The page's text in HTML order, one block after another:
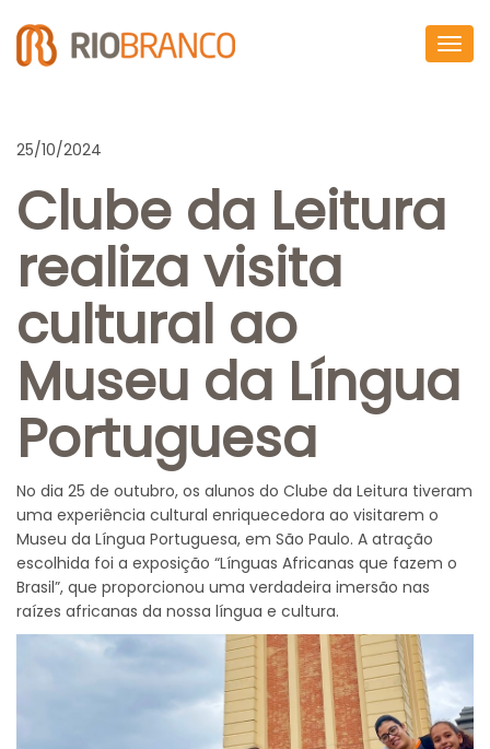
25/10/2024
Clube da Leitura
realiza visita
cultural ao
Museu da Língua
Portuguesa
No dia 25 de outubro, os alunos do Clube da Leitura tiveram
uma experiência cultural enriquecedora ao visitarem o
Museu da Língua Portuguesa, em São Paulo. A atração
escolhida foi a exposição “Línguas Africanas que fazem o
Brasil”, que proporcionou uma verdadeira imersão nas
raízes africanas da nossa língua e cultura.